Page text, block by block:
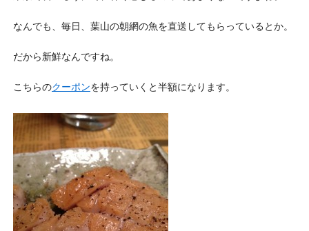
なんでも、毎日、葉山の朝網の魚を直送してもらっているとか。
だから新鮮なんですね。
こちらのクーポンを持っていくと半額になります。